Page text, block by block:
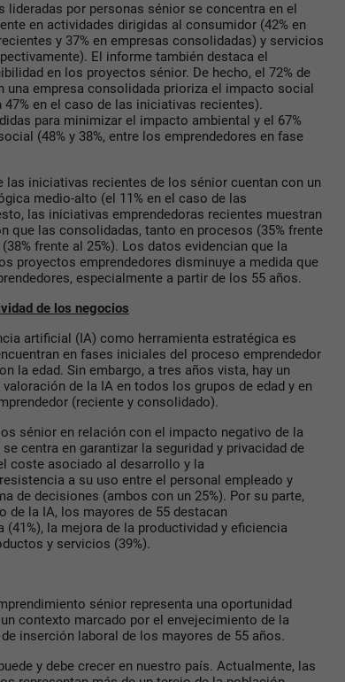
lideradas por personas sénior se concentra en el
en actividades dirigidas al consumidor (42% en
y 37% en empresas consolidadas) y servicios
El informe también destaca el
en los proyectos sénior. De hecho, el 72% de
una empresa consolidada prioriza el impacto social
en el caso de las iniciativas recientes).
para minimizar el impacto ambiental y el 67%
(48% y 38%, entre los emprendedores en fase
las iniciativas recientes de los sénior cuentan con un
medio-alto (el 11% en el caso de las
las iniciativas emprendedoras recientes muestran
que las consolidadas, tanto en procesos (35% frente
frente al 25%). Los datos evidencian que la
proyectos emprende­dores disminuye a medida que
especialmente a partir de los 55 años.
de los negocios
artificial (IA) como herramienta estratégica es
en fases iniciales del proceso emprendedor
la edad. Sin embargo, a tres años vista, hay un
de la IA en todos los grupos de edad y en
(reciente y consolidado).
sénior en relación con el impacto negativo de la
centra en garantizar la seguridad y privacidad de
coste asociado al desarrollo y la
a su uso entre el personal empleado y
de decisiones (ambos con un 25%). Por su parte,
de la IA, los mayores de 55 destacan
(41%), la mejora de la productividad y eficiencia
y servicios (39%).
sénior representa una oportunidad
contexto marcado por el envejecimiento de la
inserción laboral de los mayores de 55 años.
y debe crecer en nuestro país. Actualmente, las